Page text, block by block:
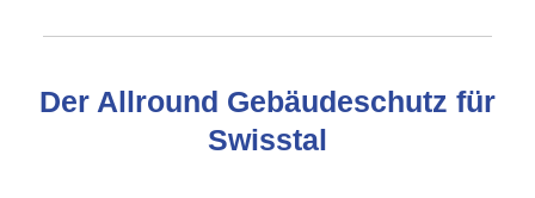
Der Allround Gebäudeschutz für
Swisstal